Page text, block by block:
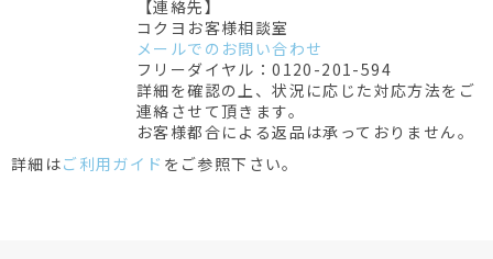
【連絡先】
コクヨお客様相談室
メールでのお問い合わせ
フリーダイヤル：0120-201-594
詳細を確認の上、状況に応じた対応方法をご
連絡させて頂きます。
お客様都合による返品は承っておりません。
詳細はご利用ガイド をご参照下さい。